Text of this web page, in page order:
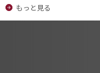
もっと見る